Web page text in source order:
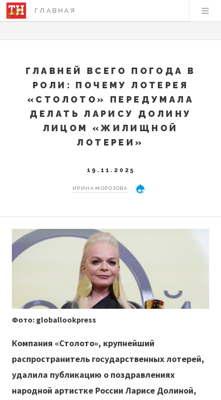
ГЛАВНАЯ
ГЛАВНЕЙ ВСЕГО ПОГОДА В
РОЛИ: ПОЧЕМУ ЛОТЕРЕЯ
«СТОЛОТО» ПЕРЕДУМАЛА
ДЕЛАТЬ ЛАРИСУ ДОЛИНУ
ЛИЦОМ «ЖИЛИЩНОЙ
ЛОТЕРЕИ»
19.11.2025
ИРИНА МОРОЗОВА
Фото: globallookpress
Компания «Столото», крупнейший
распространитель государственных лотерей,
удалила публикацию о поздравлениях
народной артистке России Ларисе Долиной,